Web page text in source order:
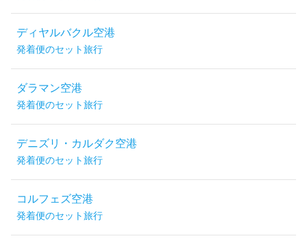
ディヤルバクル空港
発着便のセット旅行
ダラマン空港
発着便のセット旅行
デニズリ・カルダク空港
発着便のセット旅行
コルフェズ空港
発着便のセット旅行